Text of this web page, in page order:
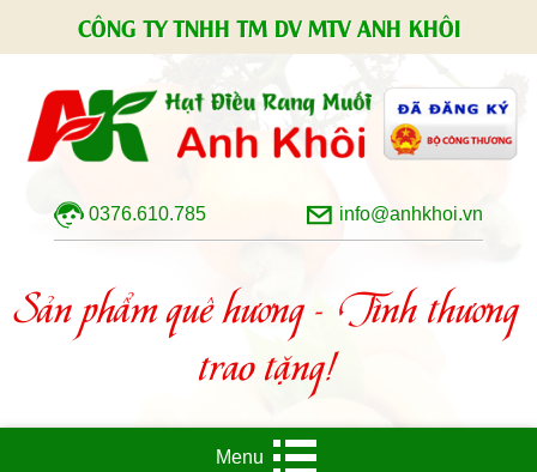
CÔNG TY TNHH TM DV MTV ANH KHÔI
0376.610.785 info@anhkhoi.vn
Sản phẩm quê hương - Tình thương
trao tặng!
Menu